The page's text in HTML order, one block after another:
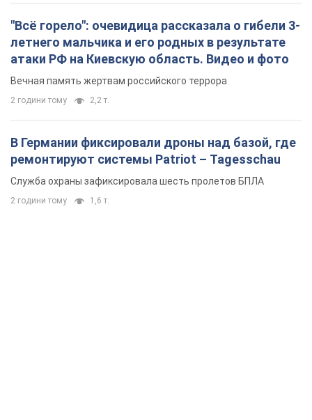
"Всё горело": очевидица рассказала о гибели 3-
летнего мальчика и его родных в результате
атаки РФ на Киевскую область. Видео и фото
Вечная память жертвам российского террора
2 години тому 2,2 т.
В Германии фиксировали дроны над базой, где
ремонтируют системы Patriot – Tagesschau
Служба охраны зафиксировала шесть пролетов БПЛА
2 години тому 1,6 т.